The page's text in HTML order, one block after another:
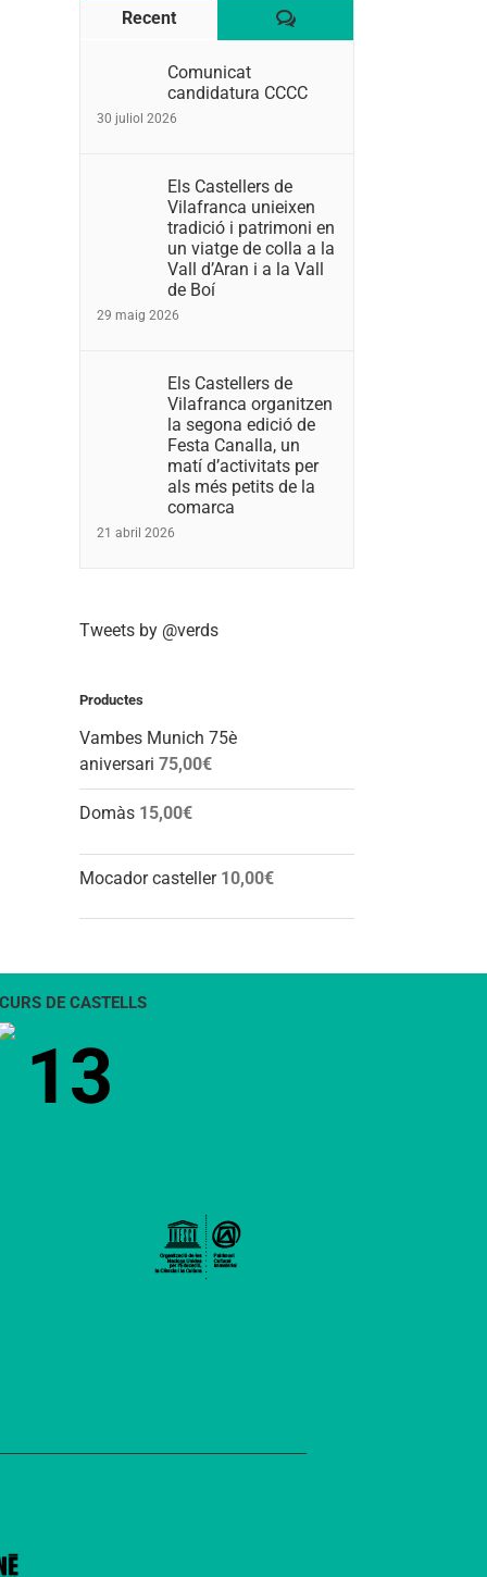
Recent Comentaris
Comunicat
candidatura CCCC
30 juliol 2026
Els Castellers de
Vilafranca unieixen
tradició i patrimoni en
un viatge de colla a la
Vall d’Aran i a la Vall
de Boí
29 maig 2026
Els Castellers de
Vilafranca organitzen
la segona edició de
Festa Canalla, un
matí d’activitats per
als més petits de la
comarca
21 abril 2026
Tweets by @verds
Productes
Vambes Munich 75è
aniversari 75,00€
Domàs 15,00€
Mocador casteller 10,00€
DE CASTELLS
13